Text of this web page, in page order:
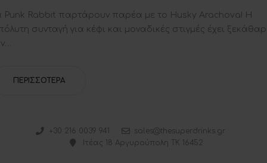
Punk Rabbit παρτάρουν παρέα με το Husky Arachova! Η
συνταγή για κέφι και μοναδικές στιγμές έχει
ΠΕΡΙΣΣΌΤΕΡΑ
+30 216 0039 941
sales@thesuperdrinks.gr
Ιτέας 18 Αργυρούπολη ΤΚ 16452